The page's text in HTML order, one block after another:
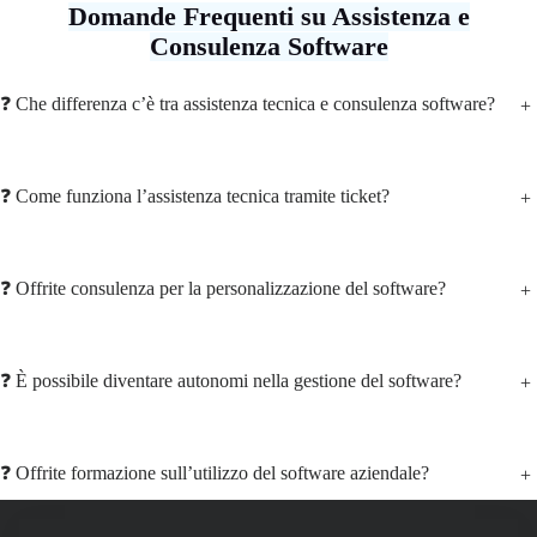
Domande Frequenti su Assistenza e
Consulenza Software
❓ Che differenza c’è tra assistenza tecnica e consulenza software? +
❓ Come funziona l’assistenza tecnica tramite ticket? +
❓ Offrite consulenza per la personalizzazione del software? +
❓ È possibile diventare autonomi nella gestione del software? +
❓ Offrite formazione sull’utilizzo del software aziendale? +